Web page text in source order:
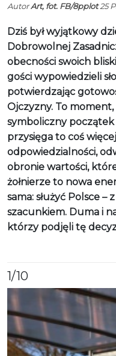
AutorArt, fot. FB/8pplot25
Dziś był wyjątkowy
Dobrowolnej
obecności swoich
gości wypowiedzieli
potwierdzając
Ojczyzny. To
symboliczny
przysięga to coś
odpowiedzialności,
obronie wartości,
żołnierze to nowa
sama: służyć Polsce
szacunkiem. Duma i
którzy podjęli tę
1/10